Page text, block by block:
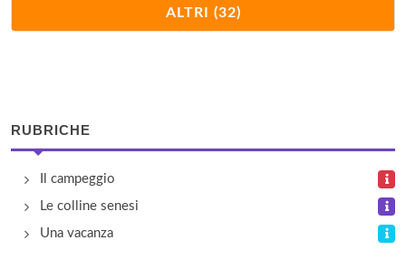
Ad Anterselva di Sopra/Antholz , Rasun Anterselva
Via Dobbiaco 4, Brùnico/Bruneck
Caravan Park Sexten
Via S. Giuseppe 54, Sesto/Sexten
ALTRI (32)
RUBRICHE
Il campeggio
Le colline senesi
Una vacanza